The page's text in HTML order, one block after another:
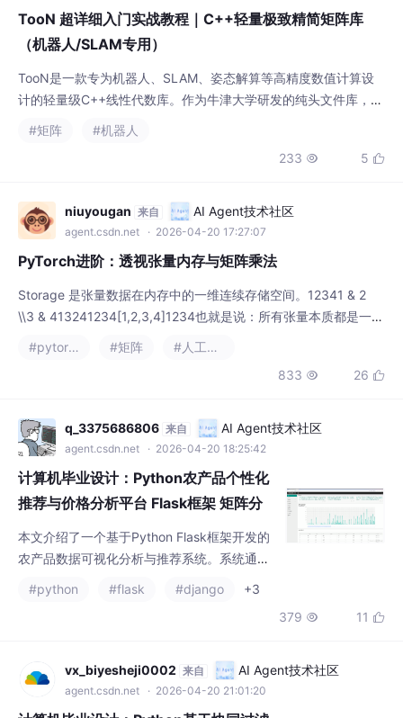
串联成完整的增长闭环，真正让AI营销从“理论
概念”变成“可落地、
TooN 超详细入门实战教程｜C++轻量极致精简矩阵库
（机器人/SLAM专用）
TooN是一款专为机器人、SLAM、姿态解算等高精度数值计算设
计的轻量级C++线性代数库。作为牛津大学研发的纯头文件库，它
零依赖、编译期优化小维度矩阵，在2D/3D/4D/6D几何运算中性
量点积/叉积、矩阵求逆、线性方程组求解等核心功能，并提供矩
行时错误，但仅适合小矩阵运
#矩阵
#机器人
233  5 
niuyougan 来自 AI Agent技术社区
agent.csdn.net · 2026-04-20 17:27:07
PyTorch进阶：透视张量内存与矩阵乘法
Storage 是张量数据在内存中的一维连续存储空间。12341 & 2
\\3 & 413​24​1234[1,2,3,4]1234也就是说：所有张量本质都是一段
线性内存 + 解释方式Stride 决定了：“当你在某一维移动一步，内
存地址跳多少”例如：示例：2×2矩阵12341 & 2 \\3 & 413​24​shap
e = (2,2)# 形状stride = (2,1)# 步长行移动：跳 2
#pytorch #矩阵
#人工智能
833  26 
q_3375686806 来自 AI Agent技术社区
agent.csdn.net · 2026-04-20 18:25:42
计算机毕业设计：Python农产品个性化
推荐与价格分析平台 Flask框架 矩阵分
解 数据分析 可视化 协同过滤推荐算法
深度学习（建议收藏）✅
本文介绍了一个基于Python Flask框架开发的
农产品数据可视化分析与推荐系统。系统通过r
算法结合随机梯度下降优化实现个性化推荐，
品名分析页、词云分析页、数据中心页、分类
管理页、用户管理页、公告管理页、评分管理
页、推荐页、登录页和分类管理页。项目提供
#python #flask #django
+3
379  11 
vx_biyesheji0002 来自 AI Agent技术社区
agent.csdn.net · 2026-04-20 21:01:20